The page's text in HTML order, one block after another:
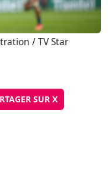
/ TV Star
SUR X